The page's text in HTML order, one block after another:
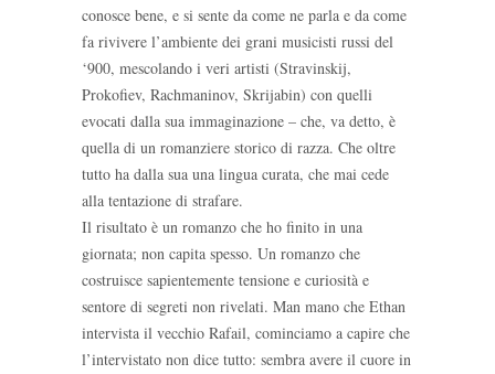
conosce bene, e si sente da come ne parla e da come
fa rivivere l’ambiente dei grani musicisti russi del
‘900, mescolando i veri artisti (Stravinskij,
Prokofiev, Rachmaninov, Skrijabin) con quelli
evocati dalla sua immaginazione – che, va detto, è
quella di un romanziere storico di razza. Che oltre
tutto ha dalla sua una lingua curata, che mai cede
alla tentazione di strafare.
Il risultato è un romanzo che ho finito in una
giornata; non capita spesso. Un romanzo che
costruisce sapientemente tensione e curiosità e
sentore di segreti non rivelati. Man mano che Ethan
intervista il vecchio Rafail, cominciamo a capire che
l’intervistato non dice tutto: sembra avere il cuore in